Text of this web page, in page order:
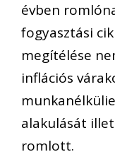
évben
fogyasztási
megítélése
inflációs
alakulását
romlott.